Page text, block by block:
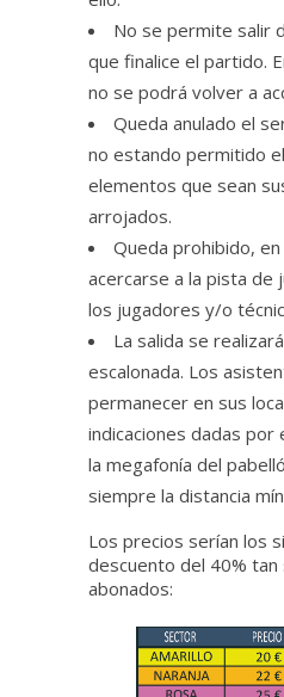
No se permite salir
que finalice el partido.
no se podrá volver a
Queda anulado el
no estando permitido
elementos que sean
arrojados.
Queda prohibido,
acercarse a la pista de
los jugadores y/o
La salida se
escalonada. Los
permanecer en sus
indicaciones dadas por
la megafonía del
siempre la distancia
Los precios serían los
descuento del 40% tan
abonados: